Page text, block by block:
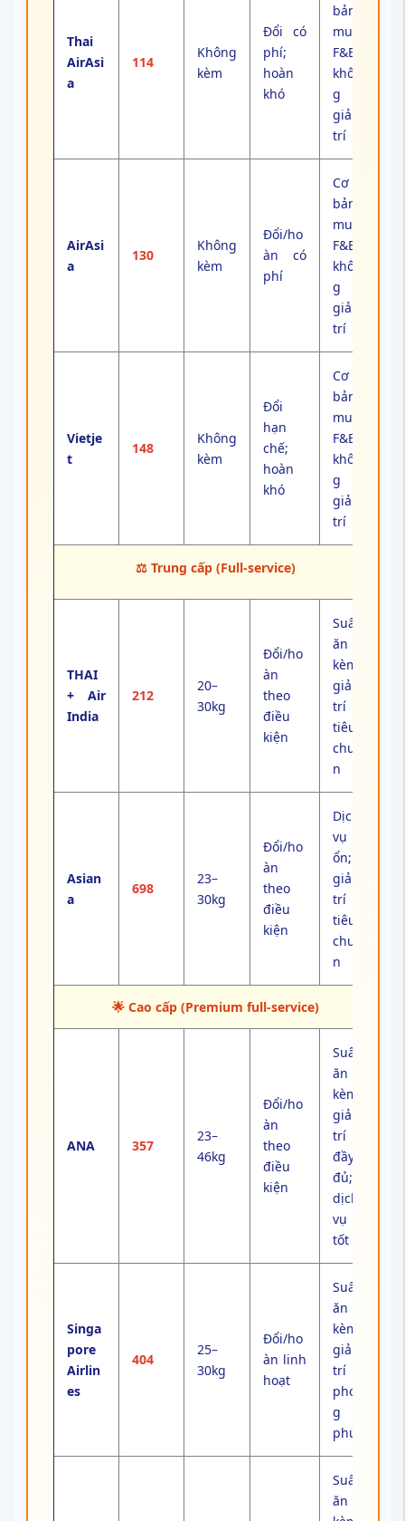
Thai
AirAsi
a
114
Không
kèm
Đổi có
phí;
hoàn
khó
bản;
mua
F&B;
khôn
g
giải
trí
AirAsi
a
130
Không
kèm
Đổi/ho
àn có
phí
Cơ
bản;
mua
F&B;
khôn
g
giải
trí
Vietje
t
148
Không
kèm
Đổi
hạn
chế;
hoàn
khó
Cơ
bản;
mua
F&B;
khôn
g
giải
trí
⚖️ Trung cấp (Full-service)
THAI
+ Air
India
212
20–
30kg
Đổi/ho
àn
theo
điều
kiện
Suất
ăn
kèm;
giải
trí
tiêu
chuẩ
n
Asian
a
698
23–
30kg
Đổi/ho
àn
theo
điều
kiện
Dịch
vụ
ổn;
giải
trí
tiêu
chuẩ
n
🌟 Cao cấp (Premium full-service)
ANA 357
23–
46kg
Đổi/ho
àn
theo
điều
kiện
Suất
ăn
kèm;
giải
trí
đầy
đủ;
dịch
vụ
tốt
Singa
pore
Airlin
es
404
25–
30kg
Đổi/ho
àn linh
hoạt
Suất
ăn
kèm;
giải
trí
phon
g
phú
Suất
ăn